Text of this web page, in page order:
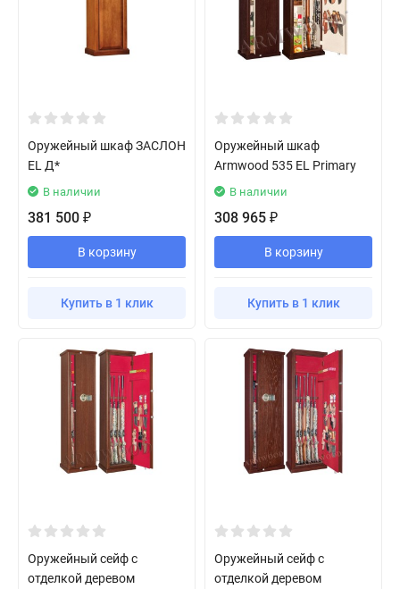
Оружейный шкаф ЗАСЛОН
EL Д*
В наличии
381 500 ₽
В корзину
Купить в 1 клик
Оружейный шкаф
Armwood 535 EL Primary
В наличии
308 965 ₽
В корзину
Купить в 1 клик
Оружейный сейф с
отделкой деревом
Оружейный сейф с
отделкой деревом